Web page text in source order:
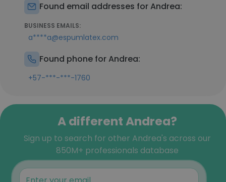
Found email addresses for Andrea:
BUSINESS EMAILS:
a****a@espumlatex.com
Found phone for Andrea:
+57-***-***-1760
A different Andrea?
Sign up to search for other Andrea's across our
850M+ professionals database